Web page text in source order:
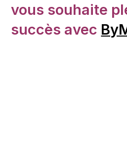
vous souhaite
succès avec